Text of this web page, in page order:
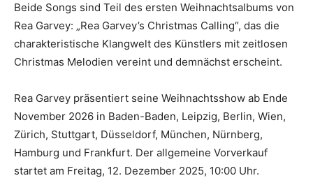
Beide Songs sind Teil des ersten Weihnachtsalbums von
Rea Garvey: „Rea Garvey’s Christmas Calling“, das die
charakteristische Klangwelt des Künstlers mit zeitlosen
Christmas Melodien vereint und demnächst erscheint.
Rea Garvey präsentiert seine Weihnachtsshow ab Ende
November 2026 in Baden-Baden, Leipzig, Berlin, Wien,
Zürich, Stuttgart, Düsseldorf, München, Nürnberg,
Hamburg und Frankfurt. Der allgemeine Vorverkauf
startet am Freitag, 12. Dezember 2025, 10:00 Uhr.